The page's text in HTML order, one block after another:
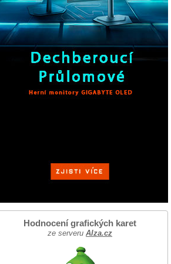
Hodnocení grafických karet
ze serveru Alza.cz